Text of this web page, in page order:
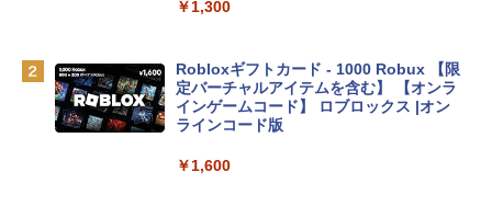
tomtoc 360°保護 15.6 16インチ パソコ
ンケース Dell NEC Lavie ASUS HP dyna
￥1,300
Robloxギフトカード - 1000 Robux 【限
定バーチャルアイテムを含む】 【オンラ
インゲームコード】 ロブロックス |オン
ラインコード版
￥1,600